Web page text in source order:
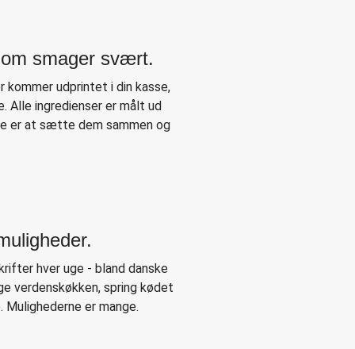
smager svært.
udprintet i din kasse,
ingredienser er målt ud
er at sætte dem sammen og
hver uge - bland danske
verdenskøkken, spring kødet
er mange.